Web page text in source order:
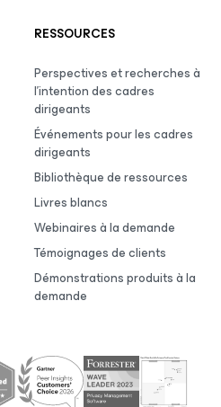
RESSOURCES
Perspectives et recherches à
l’intention des cadres
dirigeants
Événements pour les cadres
dirigeants
Bibliothèque de ressources
Livres blancs
Webinaires à la demande
Témoignages de clients
Démonstrations produits à la
demande